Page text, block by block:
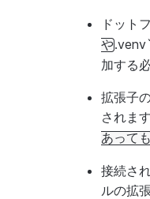
ドット
や
加する
拡張子
されま
あっても
接続さ
ルの拡